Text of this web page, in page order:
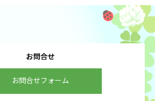
お問合せ
お問合せフォーム